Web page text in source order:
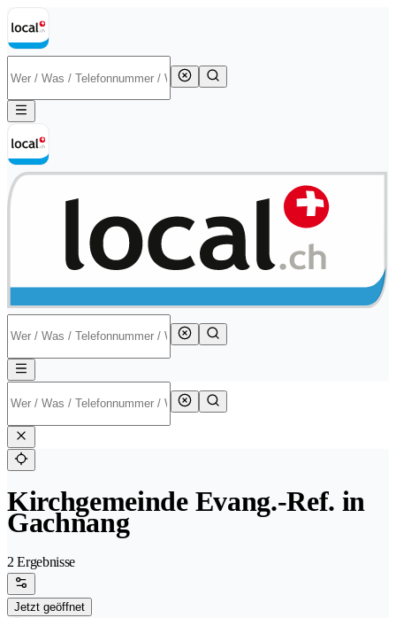
Kirchgemeinde Evang.-Ref. in
Gachnang
2 Ergebnisse
Jetzt geöffnet